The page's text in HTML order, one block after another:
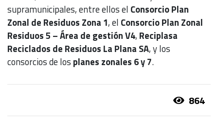
supramunicipales, entre ellos el Consorcio Plan
Zonal de Residuos Zona 1, el Consorcio Plan Zonal
Residuos 5 – Área de gestión V4, Reciplasa
Reciclados de Residuos La Plana SA, y los
consorcios de los planes zonales 6 y 7.
864